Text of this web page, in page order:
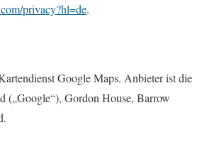
privacy?hl=de.
Google Maps. Anbieter ist die
(„Google“), Gordon House, Barrow